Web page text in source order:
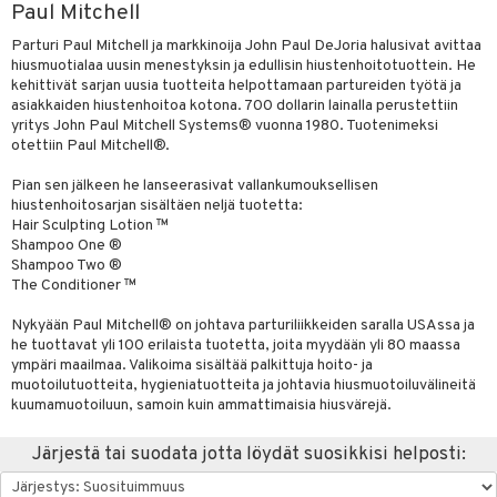
Paul Mitchell
Parturi Paul Mitchell ja markkinoija John Paul DeJoria halusivat avittaa
hiusmuotialaa uusin menestyksin ja edullisin hiustenhoitotuottein. He
kehittivät sarjan uusia tuotteita helpottamaan partureiden työtä ja
asiakkaiden hiustenhoitoa kotona. 700 dollarin lainalla perustettiin
yritys John Paul Mitchell Systems® vuonna 1980. Tuotenimeksi
otettiin Paul Mitchell®.
Pian sen jälkeen he lanseerasivat vallankumouksellisen
hiustenhoitosarjan sisältäen neljä tuotetta:
Hair Sculpting Lotion ™
Shampoo One ®
Shampoo Two ®
The Conditioner ™
Nykyään Paul Mitchell® on johtava parturiliikkeiden saralla USAssa ja
he tuottavat yli 100 erilaista tuotetta, joita myydään yli 80 maassa
ympäri maailmaa. Valikoima sisältää palkittuja hoito- ja
muotoilutuotteita, hygieniatuotteita ja johtavia hiusmuotoiluvälineitä
kuumamuotoiluun, samoin kuin ammattimaisia hiusvärejä.
Järjestä tai suodata jotta löydät suosikkisi helposti:
in hoitoaine
& Antifrizz
tuotteet
& Geeli
hoito
iho
iho
iho
iho
& Highlighter
Päivävoide
hoito
tarvikkeet
/ Kajaali
de parfum
de toilette
&
Lapset
Set
tuotteet
poisto
hoito
& saippuat
tuotteet
shave balm
shave lotion
de toilette
tuotteet
hoito